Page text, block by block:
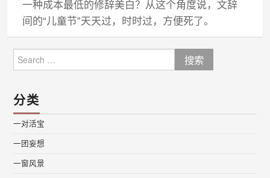
一种成本最低的修辞美白？从这个角度说，文辞
间的“儿童节”天天过，时时过，方便死了。
for:
分类
一对活宝
一团妄想
一窗风景